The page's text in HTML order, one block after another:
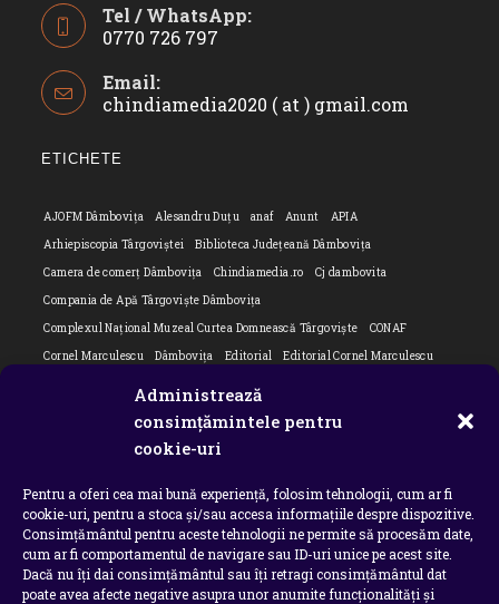
Administrează
consimțămintele pentru
cookie-uri
Pentru a oferi cea mai bună experiență, folosim tehnologii, cum ar fi
cookie-uri, pentru a stoca și/sau accesa informațiile despre dispozitive.
Consimțământul pentru aceste tehnologii ne permite să procesăm date,
cum ar fi comportamentul de navigare sau ID-uri unice pe acest site.
Dacă nu îți dai consimțământul sau îți retragi consimțământul dat
poate avea afecte negative asupra unor anumite funcționalități și
Tel / WhatsApp:
0770 726 797
in
your
Email:
chindiamedia2020 ( at ) gmail.com
ETICHETE
AJOFM Dâmbovița Alesandru Duțu anaf Anunt
APIA
Arhiepiscopia Târgoviștei
Biblioteca Județeană Dâmbovița
Camera de comerț Dâmbovița
Chindiamedia.ro
Cj dambovita
Compania de Apă Târgoviște Dâmbovița
Complexul Național Muzeal Curtea Domnească Târgoviște
CONAF
Cornel Marculescu
Dâmbovița Editorial
Editorial Cornel Marculescu
ipj dambovita
Isu dambovita Basarab I Dambovita
Ministerul Educației
ministerul sanatatii Nu-ți uita istoria
Oana Filip
Prefectura dambovita
Primaria Dragodana
Primaria Lucieni
primaria Răzvad
Primaria Ulmi primăria Târgoviște
PSD Dambovita
psiholog
Serial Situatia Covid 19 Dambovita
Situație Covid-19